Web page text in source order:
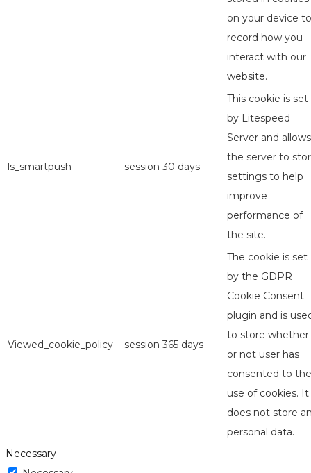
on your device to
record how you
interact with our
website.
ls_smartpush session 30 days
This cookie is set
by Litespeed
Server and allows
the server to
settings to help
improve
performance of
the site.
Viewed_cookie_policy session 365 days
The cookie is set
by the GDPR
Cookie Consent
plugin and is
to store whether
or not user has
consented to the
use of cookies. It
does not store
personal data.
Necessary